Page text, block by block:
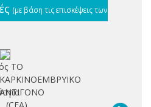
(με βάση τις επισκέψεις των
ΤΟ
ΚΑΡΚΙΝΟΕΜΒΡΥΙΚΟ
ΑΝΤΙΓΟΝΟ